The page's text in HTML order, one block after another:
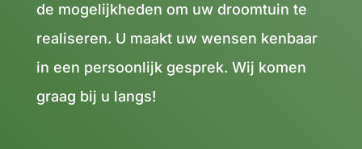
de mogelijkheden om uw droomtuin te
realiseren. U maakt uw wensen kenbaar
in een persoonlijk gesprek. Wij komen
graag bij u langs!